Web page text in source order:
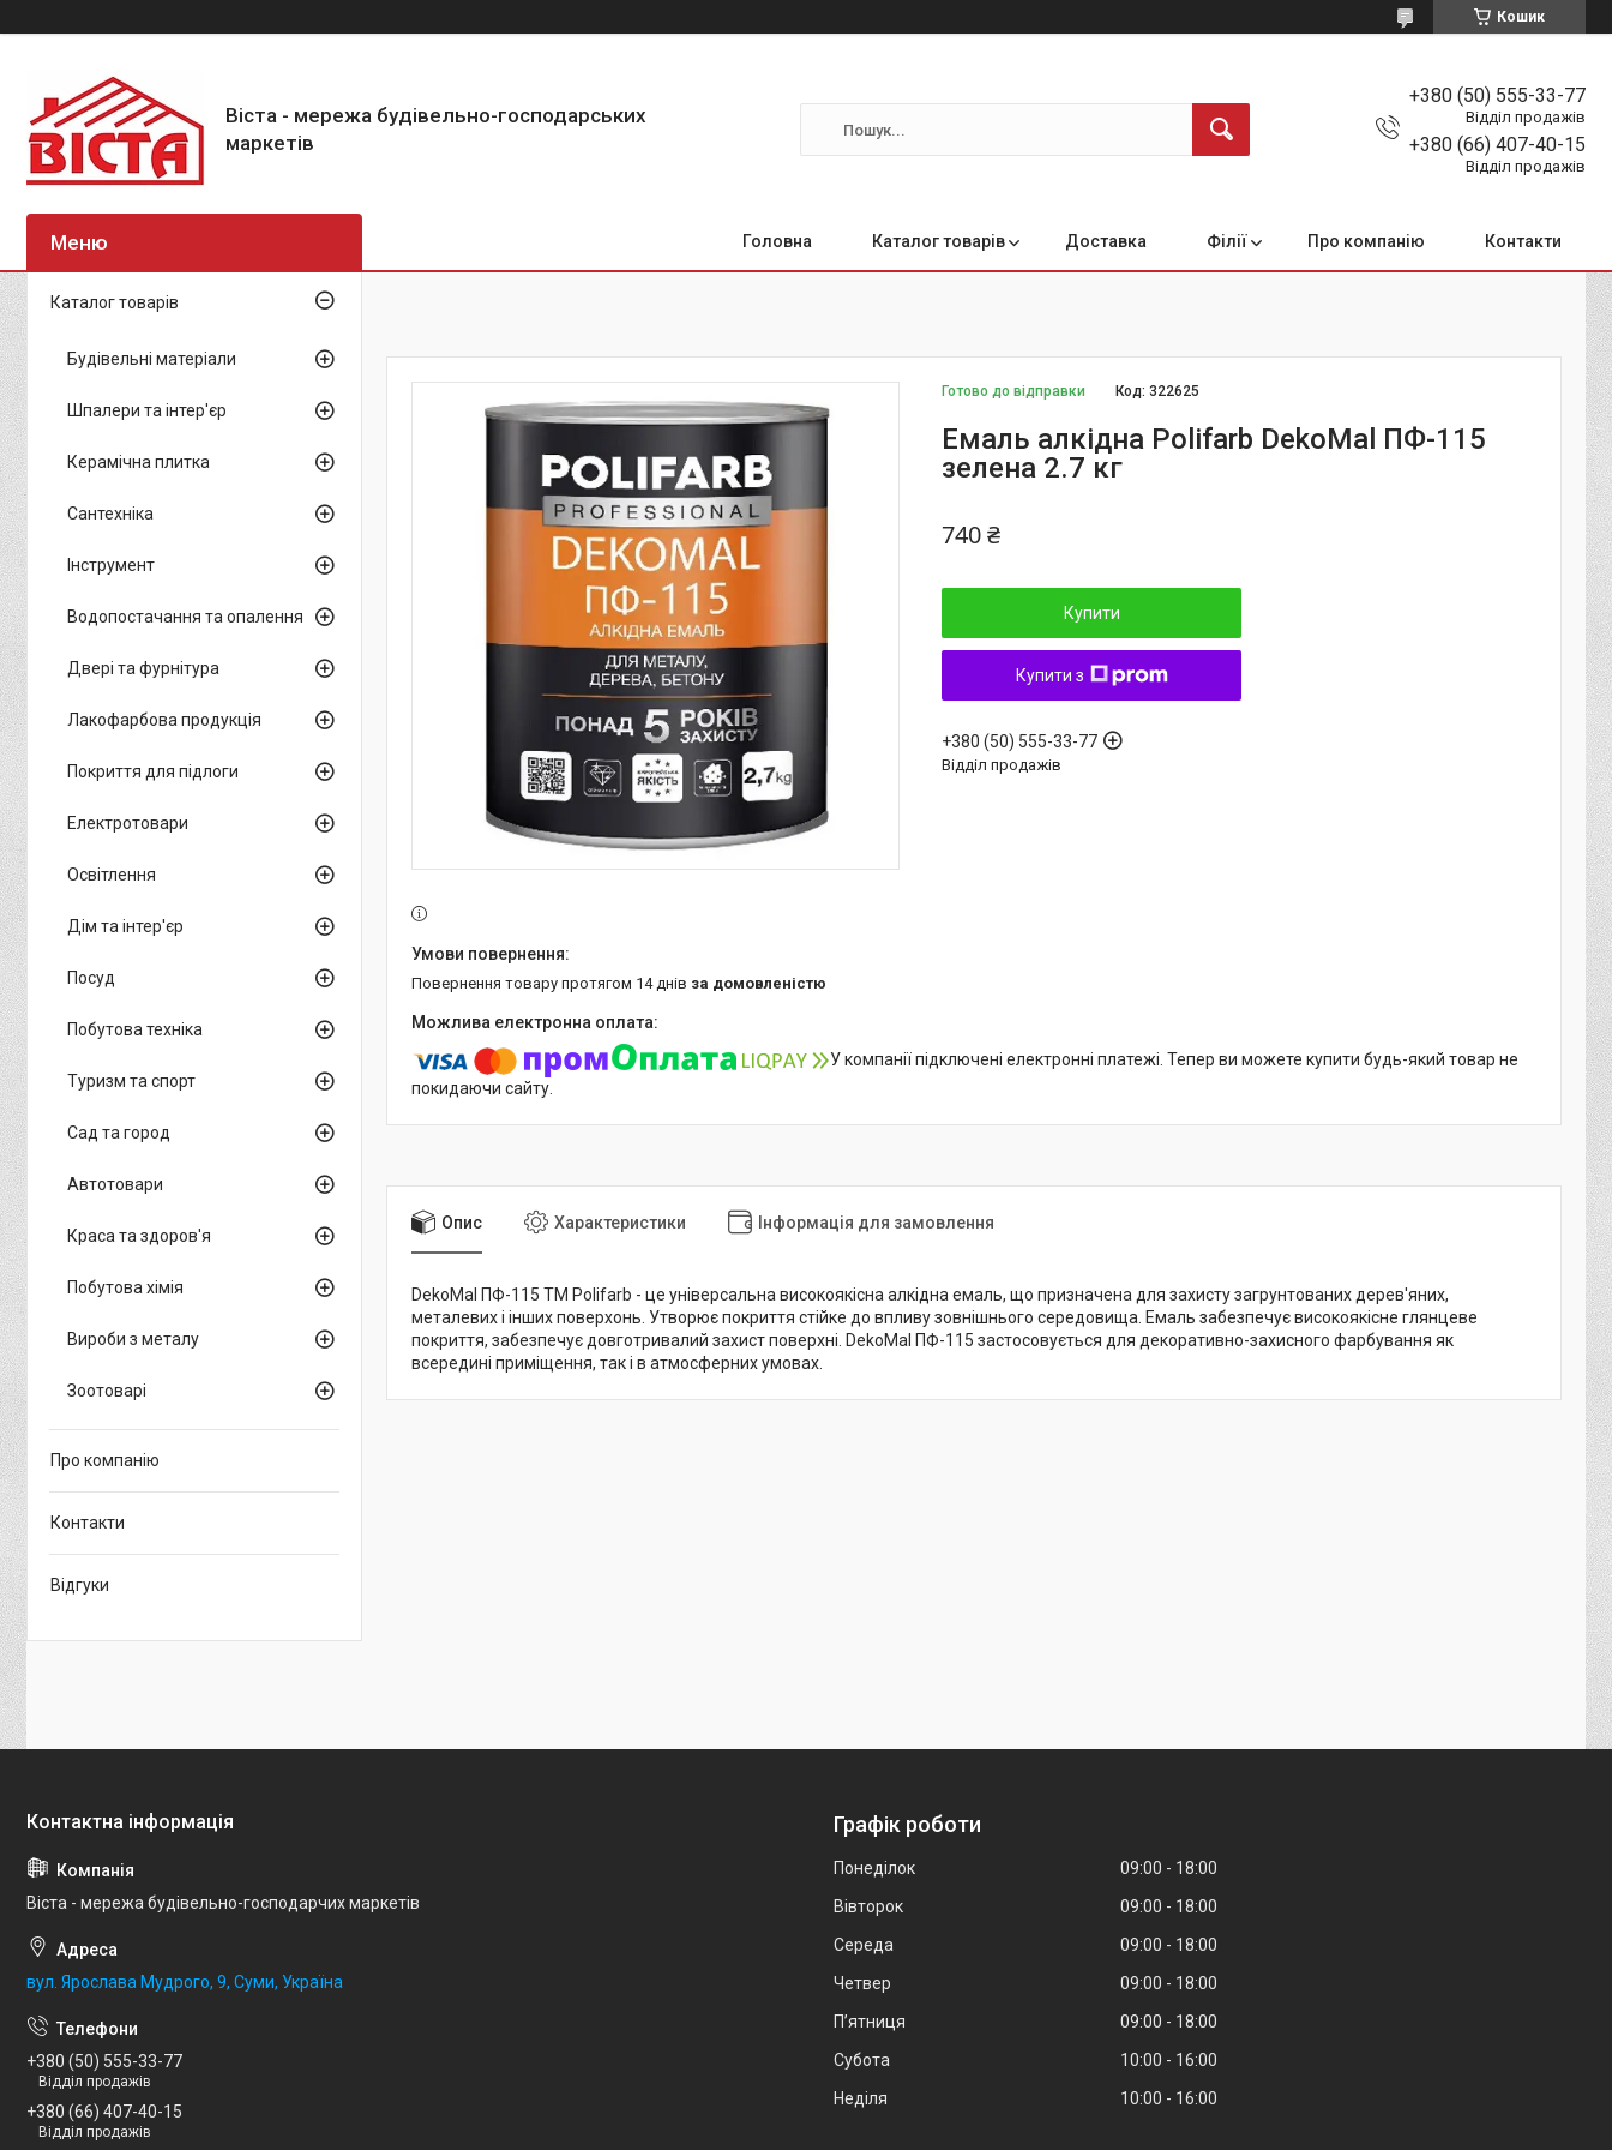
Кошик
Віста - мережа будівельно-господарських
маркетів
+380 (50) 555-33-77
Відділ продажів
+380 (66) 407-40-15
Відділ продажів
Головна Каталог товарів Доставка Філії Про компанію Контакти
Готово до відправки Код:322625
Емаль алкідна Polifarb DekoMal ПФ-115
зелена 2.7 кг
740 ₴
Купити
Купити з
+380 (50) 555-33-77
Відділ продажів
повернення товару протягом 14 днів за домовленістю
У компанії підключені електронні платежі. Тепер ви можете купити будь-який товар не
покидаючи сайту.
Опис Характеристики Інформація для замовлення
DekoMal ПФ-115 ТМ Polifarb - це універсальна високоякісна алкідна емаль, що призначена для захисту загрунтованих дерев'яних,
металевих і інших поверхонь. Утворює покриття стійке до впливу зовнішнього середовища. Емаль забезпечує високоякісне глянцеве
покриття, забезпечує довготривалий захист поверхні. DekoMal ПФ-115 застосовується для декоративно-захисного фарбування як
всередині приміщення, так і в атмосферних умовах.
Каталог товарів
Будівельні матеріали
Шпалери та інтер'єр
Керамічна плитка
Сантехніка
Інструмент
Водопостачання та опалення
Двері та фурнітура
Лакофарбова продукція
Покриття для підлоги
Електротовари
Освітлення
Дім та інтер'єр
Посуд
Побутова техніка
Туризм та спорт
Сад та город
Автотовари
Краса та здоров'я
Побутова хімія
Вироби з металу
Зоотоварі
Про компанію
Контакти
Відгуки
Віста - мережа будівельно-господарчих маркетів
вул. Ярослава Мудрого, 9, Суми, Україна
+380 (50) 555-33-77
Відділ продажів
+380 (66) 407-40-15
Відділ продажів
Графік роботи
Понеділок 09:00
18:00
Вівторок
09:00
18:00
Середа
09:00
18:00
Четвер
09:00
18:00
Пʼятниця
09:00
18:00
Субота
10:00
16:00
Неділя
10:00 16:00